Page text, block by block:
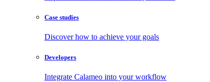
Case studies
Discover how to achieve your goals
Developers
Integrate Calameo into your workflow